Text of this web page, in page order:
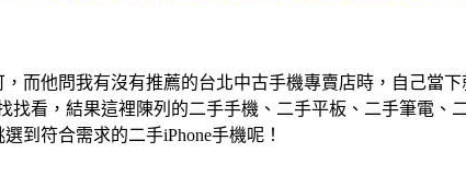
而他問我有沒有推薦的台北中古手機專賣店時，自己當
看，結果這裡陳列的二手手機、二手平板、二手筆電、
到符合需求的二手iPhone手機呢！